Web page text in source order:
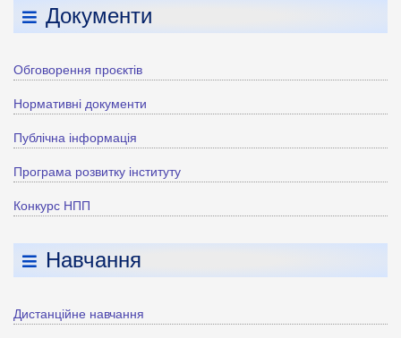
Документи
Обговорення проєктів
Нормативні документи
Публічна інформація
Програма розвитку інституту
Конкурс НПП
Навчання
Дистанційне навчання